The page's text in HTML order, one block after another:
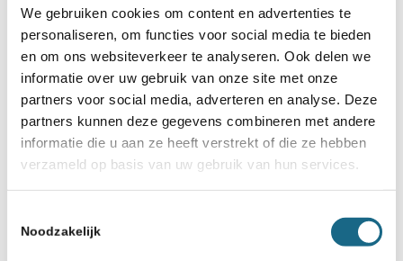
We gebruiken cookies om content en advertenties te
personaliseren, om functies voor social media te bieden
en om ons websiteverkeer te analyseren. Ook delen we
informatie over uw gebruik van onze site met onze
partners voor social media, adverteren en analyse. Deze
partners kunnen deze gegevens combineren met andere
informatie die u aan ze heeft verstrekt of die ze hebben
verzameld op basis van uw gebruik van hun services.
Noodzakelijk
23 september 2024
Nederland 21e in Olympiade